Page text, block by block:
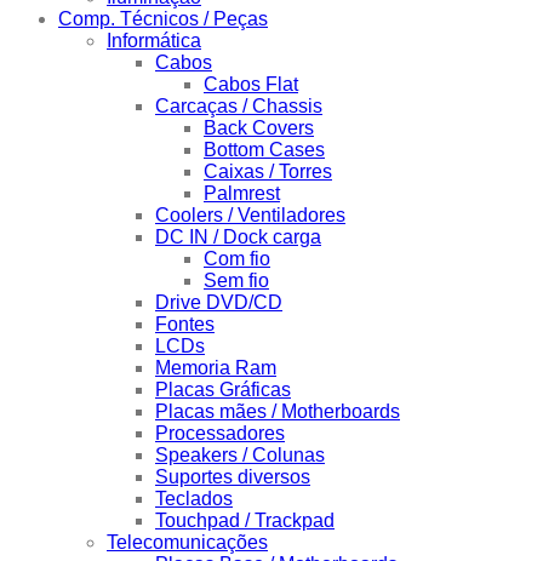
Comp. Técnicos / Peças
Informática
Cabos
Cabos Flat
Carcaças / Chassis
Back Covers
Bottom Cases
Caixas / Torres
Palmrest
Coolers / Ventiladores
DC IN / Dock carga
Com fio
Sem fio
Drive DVD/CD
Fontes
LCDs
Memoria Ram
Placas Gráficas
Placas mães / Motherboards
Processadores
Speakers / Colunas
Suportes diversos
Teclados
Touchpad / Trackpad
Telecomunicações